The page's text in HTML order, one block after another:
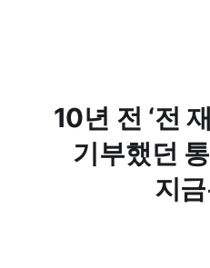
10년 전 ‘전
기부했던
지